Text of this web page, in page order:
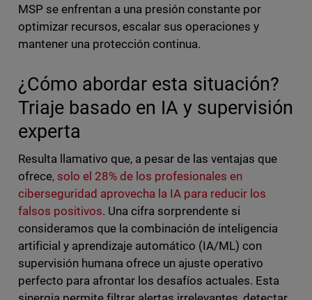
MSP se enfrentan a una presión constante por
optimizar recursos, escalar sus operaciones y
mantener una protección continua.
¿Cómo abordar esta situación?
Triaje basado en IA y supervisión
experta
Resulta llamativo que, a pesar de las ventajas que
ofrece, solo el 28% de los profesionales en
ciberseguridad aprovecha la IA para reducir los
falsos positivos. Una cifra sorprendente si
consideramos que la combinación de inteligencia
artificial y aprendizaje automático (IA/ML) con
supervisión humana ofrece un ajuste operativo
perfecto para afrontar los desafíos actuales. Esta